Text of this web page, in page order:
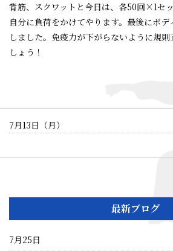
背筋、スクワットと今日は、各50回×1セ
自分に負荷をかけてやります。 最後にボデ
しました。免疫力が下がらないように規
しょう！
7月13日（月）
最新ブログ
7月25日